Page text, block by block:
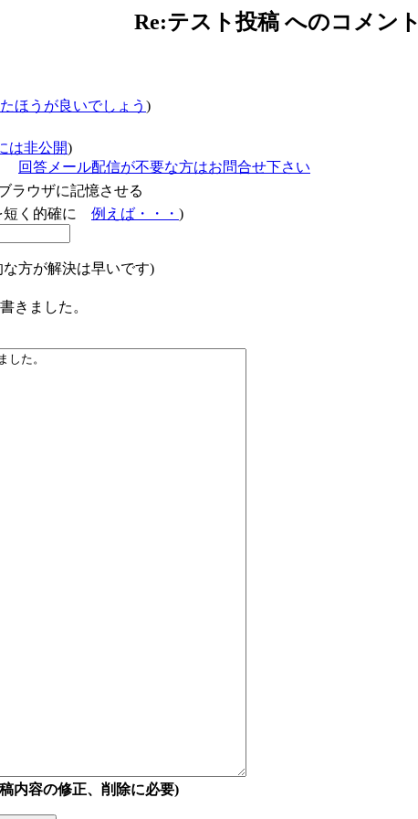
Re:テスト投稿 へのコメント
ほうが良いでしょう )
は非公開)
回答メール配信が不要な方はお問合せ下さい
ラウザに記憶させる
短く的確に 例えば・・・ )
方が解決は早いです)
きました。
内容の修正、削除に必要)